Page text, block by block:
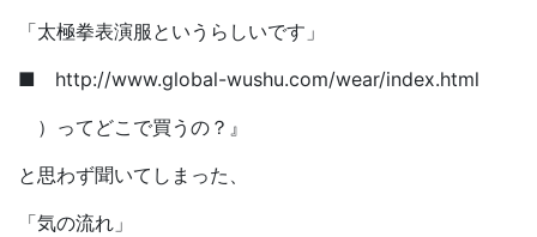
「太極拳表演服というらしいです」
■ http://www.global-wushu.com/wear/index.html
）ってどこで買うの？』
と思わず聞いてしまった、
「気の流れ」